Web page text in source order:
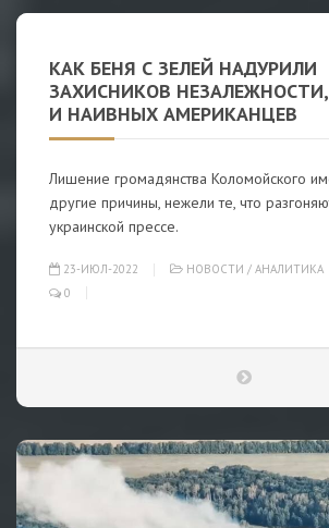
КАК БЕНЯ С ЗЕЛЕЙ НАДУРИЛИ
ЗАХИСНИКОВ
И НАИВНЫХ АМЕРИКАНЦЕВ
Лишение громадянства Коломойского
другие причины, нежели те, что
украинской прессе.
23-ИЮЛ-2022 НОВОСТИ / АНАЛИТИКА
0